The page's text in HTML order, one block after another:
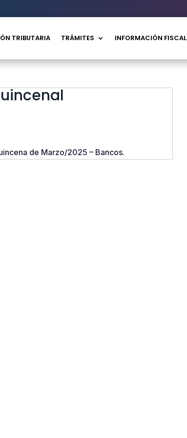
TRIBUTARIA TRÁMITES INFORMACIÓN FISCAL
de Marzo/2025 – Bancos.